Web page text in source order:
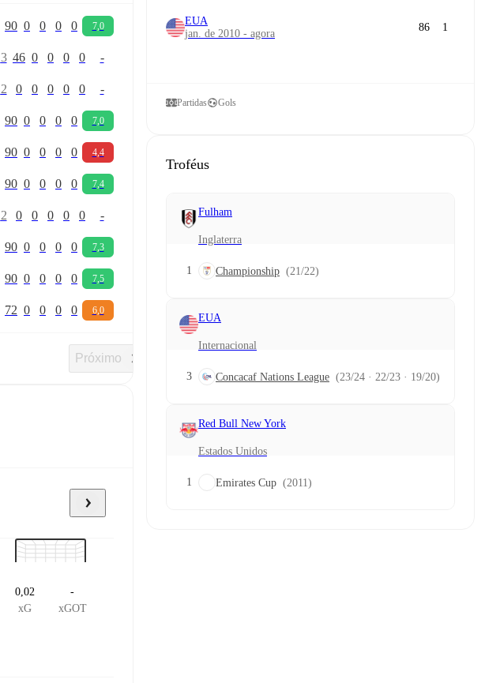
90 0 0 0 0 7,0
3 46 0 0 0 0 -
2 0 0 0 0 0 -
90 0 0 0 0 7,0
90 0 0 0 0 4,4
90 0 0 0 0 7,4
2 0 0 0 0 0 -
90 0 0 0 0 7,3
90 0 0 0 0 7,5
72 0 0 0 0 6,0
Próximo
0,02
xG
-
xGOT
EUA
jan. de 2010 - agora
86 1
Partidas Gols
Troféus
Fulham
Inglaterra
1 Championship (21/22)
EUA
Internacional
3 Concacaf Nations League (23/24 · 22/23 · 19/20)
Red Bull New York
Estados Unidos
1 Emirates Cup (2011)